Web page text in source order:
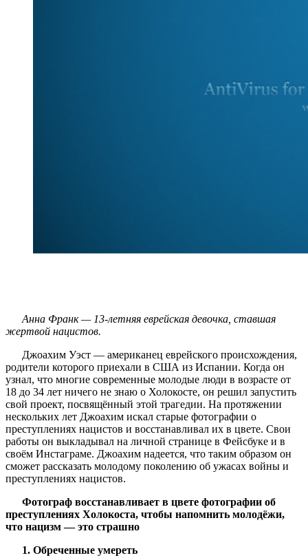
Анна Франк — 13-летняя еврейская девочка, ставшая
жертвой нацистов.
Джоахим Уэст — американец еврейского происхождения,
родители которого приехали в США из Испании. Когда он
узнал, что многие современные молодые люди в возрасте от
18 до 34 лет ничего не знаю о Холокосте, он решил запустить
свой проект, посвящённый этой трагедии. На протяжении
нескольких лет Джоахим искал старые фотографии о
преступлениях нацистов и восстанавливал их в цвете. Свои
работы он выкладывал на личной странице в Фейсбуке и в
своём Инстаграме. Джоахим надеется, что таким образом он
сможет рассказать молодому поколению об ужасах войны и
преступлениях нацистов.
Фотограф восстанавливает в цвете фотографии об
преступлениях Холокоста, чтобы напомнить молодёжи,
что нацизм — это страшно
1. Обреченные умереть